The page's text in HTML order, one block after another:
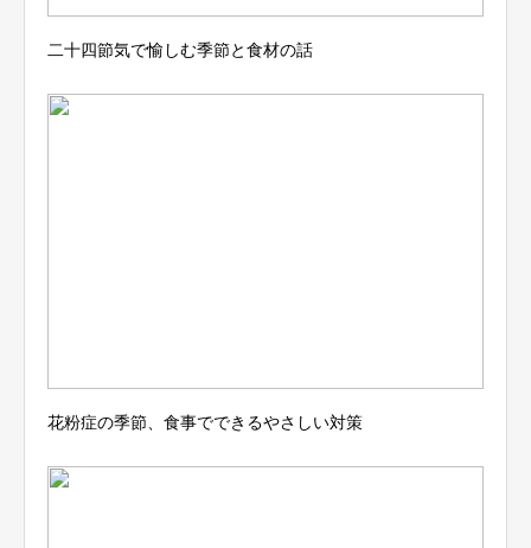
二十四節気で愉しむ季節と食材の話
花粉症の季節、食事でできるやさしい対策